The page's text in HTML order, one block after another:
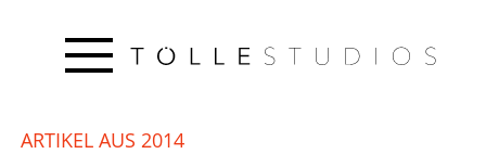
ARTIKEL AUS 2014